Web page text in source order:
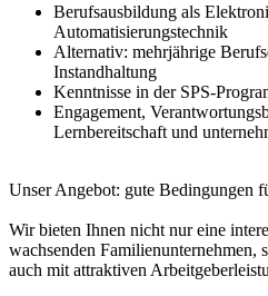
Berufsausbildung als
Automatisierungstechnik
Alternativ: mehrjährige
Instandhaltung
Kenntnisse in der SPS-
Engagement,
Lernbereitschaft und
Unser Angebot: gute Bedingungen
Wir bieten Ihnen nicht nur eine
wachsenden Familienunternehmen,
auch mit attraktiven